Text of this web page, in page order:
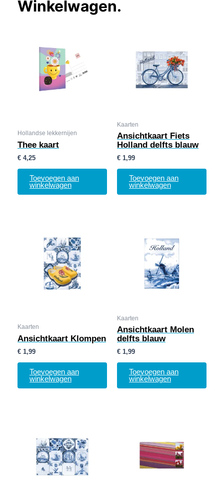
Winkelwagen.
Hollandse lekkernijen
Thee kaart
€ 4,25
Toevoegen aan
winkelwagen
Kaarten
Ansichtkaart Fiets
Holland delfts blauw
€ 1,99
Toevoegen aan
winkelwagen
Kaarten
Ansichtkaart Klompen
€ 1,99
Toevoegen aan
winkelwagen
Kaarten
Ansichtkaart Molen
delfts blauw
€ 1,99
Toevoegen aan
winkelwagen